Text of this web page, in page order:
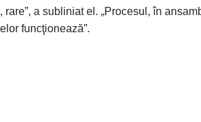
a subliniat el. „Procesul, în
funcţionează”.